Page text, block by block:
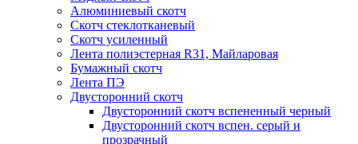
Алюминиевый скотч
Скотч стеклотканевый
Скотч усиленный
Лента полиэстерная R31, Майларовая
Бумажный скотч
Лента ПЭ
Двусторонний скотч
Двусторонний скотч вспененный черный
Двусторонний скотч вспен. серый и
прозрачный